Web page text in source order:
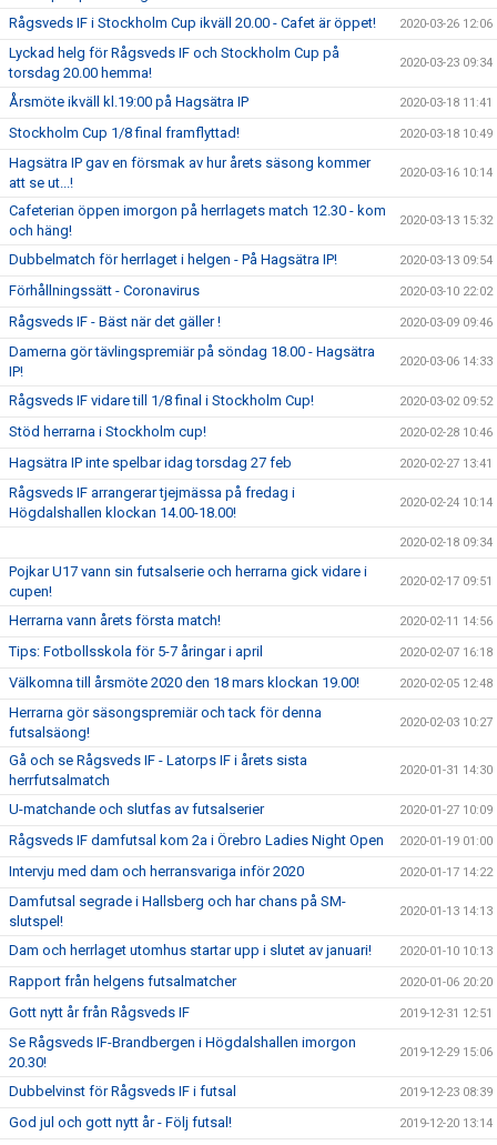
Rågsveds IF i Stockholm Cup ikväll 20.00 - Cafet är öppet! 2020-03-26 12:06
Lyckad helg för Rågsveds IF och Stockholm Cup på
torsdag 20.00 hemma!
2020-03-23 09:34
Årsmöte ikväll kl.19:00 på Hagsätra IP 2020-03-18 11:41
Stockholm Cup 1/8 final framflyttad! 2020-03-18 10:49
Hagsätra IP gav en försmak av hur årets säsong kommer
att se ut...!
2020-03-16 10:14
Cafeterian öppen imorgon på herrlagets match 12.30 - kom
och häng!
2020-03-13 15:32
Dubbelmatch för herrlaget i helgen - På Hagsätra IP! 2020-03-13 09:54
Förhållningssätt - Coronavirus 2020-03-10 22:02
Rågsveds IF - Bäst när det gäller ! 2020-03-09 09:46
Damerna gör tävlingspremiär på söndag 18.00 - Hagsätra
IP!
2020-03-06 14:33
Rågsveds IF vidare till 1/8 final i Stockholm Cup! 2020-03-02 09:52
Stöd herrarna i Stockholm cup! 2020-02-28 10:46
Hagsätra IP inte spelbar idag torsdag 27 feb 2020-02-27 13:41
Rågsveds IF arrangerar tjejmässa på fredag i
Högdalshallen klockan 14.00-18.00!
2020-02-24 10:14
2020-02-18 09:34
Pojkar U17 vann sin futsalserie och herrarna gick vidare i
cupen!
2020-02-17 09:51
Herrarna vann årets första match! 2020-02-11 14:56
Tips: Fotbollsskola för 5-7 åringar i april 2020-02-07 16:18
Välkomna till årsmöte 2020 den 18 mars klockan 19.00! 2020-02-05 12:48
Herrarna gör säsongspremiär och tack för denna
futsalsäong!
2020-02-03 10:27
Gå och se Rågsveds IF - Latorps IF i årets sista
herrfutsalmatch
2020-01-31 14:30
U-matchande och slutfas av futsalserier 2020-01-27 10:09
Rågsveds IF damfutsal kom 2a i Örebro Ladies Night Open 2020-01-19 01:00
Intervju med dam och herransvariga inför 2020 2020-01-17 14:22
Damfutsal segrade i Hallsberg och har chans på SM-
slutspel!
2020-01-13 14:13
Dam och herrlaget utomhus startar upp i slutet av januari! 2020-01-10 10:13
Rapport från helgens futsalmatcher 2020-01-06 20:20
Gott nytt år från Rågsveds IF 2019-12-31 12:51
Se Rågsveds IF-Brandbergen i Högdalshallen imorgon
20.30!
2019-12-29 15:06
Dubbelvinst för Rågsveds IF i futsal 2019-12-23 08:39
God jul och gott nytt år - Följ futsal! 2019-12-20 13:14